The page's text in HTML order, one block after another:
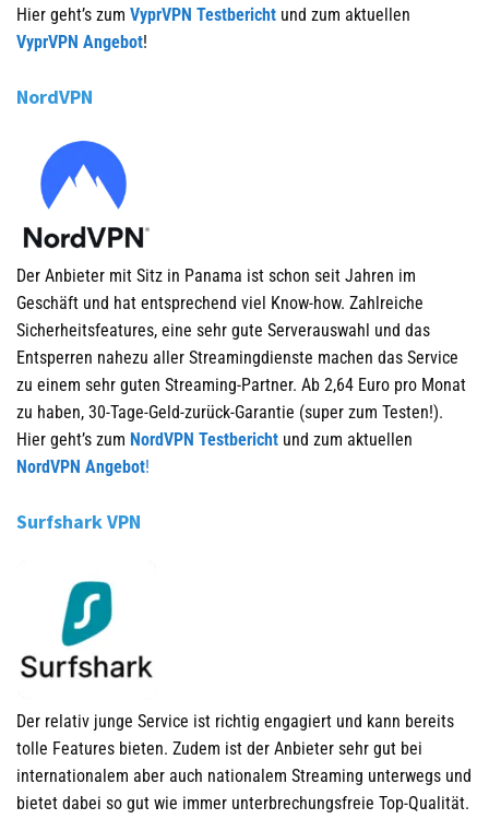
Hier geht’s zum VyprVPN Testbericht und zum aktuellen
VyprVPN Angebot!
NordVPN
Der Anbieter mit Sitz in Panama ist schon seit Jahren im
Geschäft und hat entsprechend viel Know-how. Zahlreiche
Sicherheitsfeatures, eine sehr gute Serverauswahl und das
Entsperren nahezu aller Streamingdienste machen das Service
zu einem sehr guten Streaming-Partner. Ab 2,64 Euro pro Monat
zu haben, 30-Tage-Geld-zurück-Garantie (super zum Testen!).
Hier geht’s zum NordVPN Testbericht und zum aktuellen
NordVPN Angebot!
Surfshark VPN
Der relativ junge Service ist richtig engagiert und kann bereits
tolle Features bieten. Zudem ist der Anbieter sehr gut bei
internationalem aber auch nationalem Streaming unterwegs und
bietet dabei so gut wie immer unterbrechungsfreie Top-Qualität.